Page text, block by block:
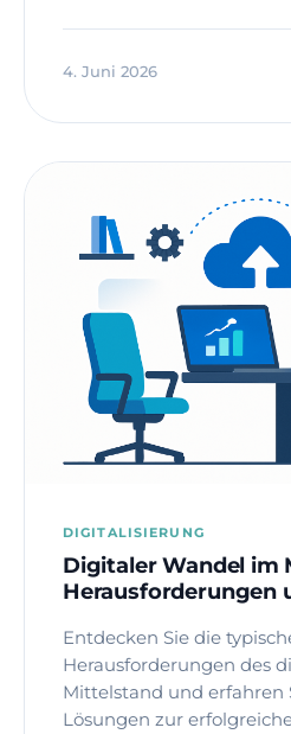
4. Juni 2026
DIGITALISIERUNG
Digitaler Wandel im
Herausforderungen
Entdecken Sie die
Herausforderungen des
Mittelstand und erfahren
Lösungen zur